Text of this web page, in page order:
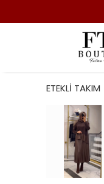
ETEKLİ TAKIM